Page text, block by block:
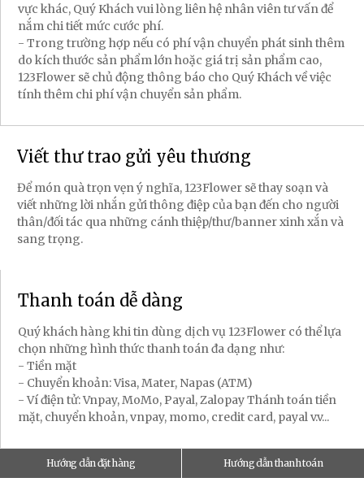
vực khác, Quý Khách vui lòng liên hệ nhân viên tư vấn để
nắm chi tiết mức cước phí.
- Trong trường hợp nếu có phí vận chuyển phát sinh thêm
do kích thước sản phẩm lớn hoặc giá trị sản phẩm cao,
123Flower sẽ chủ động thông báo cho Quý Khách về việc
tính thêm chi phí vận chuyển sản phẩm.
Viết thư trao gửi yêu thương
Để món quà trọn vẹn ý nghĩa, 123Flower sẽ thay soạn và
viết những lời nhắn gửi thông điệp của bạn đến cho người
thân/đối tác qua những cánh thiệp/thư/banner xinh xắn và
sang trọng.
Thanh toán dễ dàng
Quý khách hàng khi tin dùng dịch vụ 123Flower có thể lựa
chọn những hình thức thanh toán đa dạng như:
- Tiền mặt
- Chuyển khoản: Visa, Mater, Napas (ATM)
- Ví điện tử: Vnpay, MoMo, Payal, Zalopay Thánh toán tiền
mặt, chuyển khoản, vnpay, momo, credit card, payal v.v...
Hướng dẫn đặt hàng Hướng dẫn thanh toán